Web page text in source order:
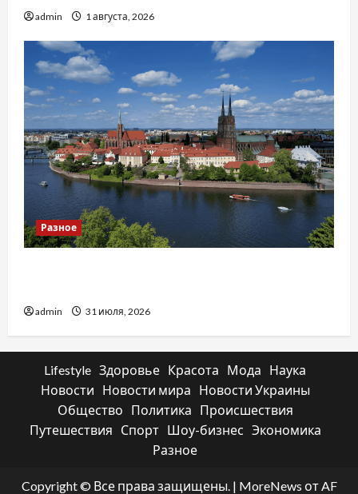
admin 1 августа, 2026
Разное
admin 31 июля, 2026
Lifestyle Здоровье Красота Мода
Наука
Новости
Новости мира
Новости Украины
Общество
Политика
Происшествия
Путешествия
Спорт Шоу-бизнес Экономика
Разное
Copyright © Все права защищены. | MoreNews от AF